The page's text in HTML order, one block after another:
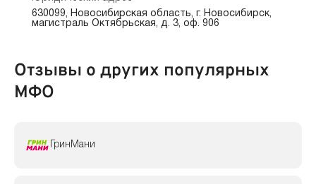
630099, Новосибирская область, г. Новосибирск,
магистраль Октябрьская, д. 3, оф. 906
Отзывы о других популярных
МФО
ГринМани